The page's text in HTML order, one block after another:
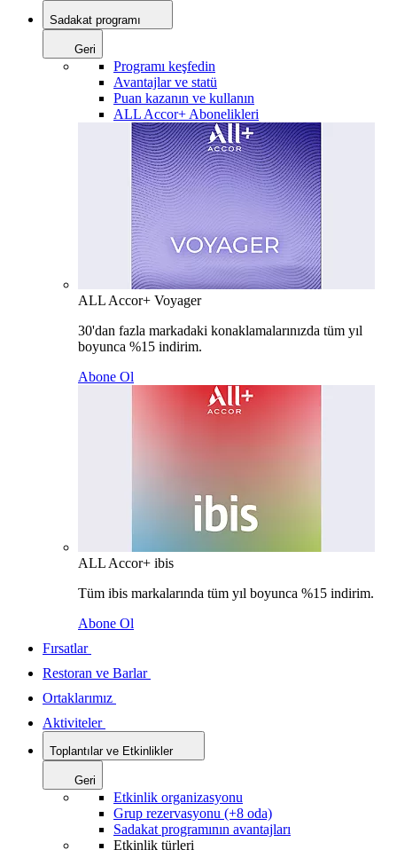
Sadakat programı
Geri
Programı keşfedin
Avantajlar ve statü
Puan kazanın ve kullanın
ALL Accor+ Abonelikleri
ALL Accor+ Voyager
30'dan fazla markadaki konaklamalarınızda tüm yıl
boyunca %15 indirim.
Abone Ol
ALL Accor+ ibis
Tüm ibis markalarında tüm yıl boyunca %15 indirim.
Abone Ol
Fırsatlar
Restoran ve Barlar
Ortaklarımız
Aktiviteler
Toplantılar ve Etkinlikler
Geri
Etkinlik organizasyonu
Grup rezervasyonu (+8 oda)
Sadakat programının avantajları
Etkinlik türleri